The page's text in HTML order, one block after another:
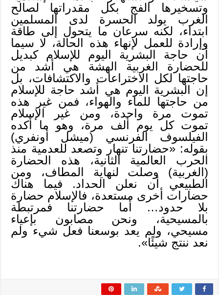
وتسخيرها الفج بكل مقدراتها لصالح
الغرب يولد الحسرة لدى المسلمين
ابتداء، لكنه سرعان ما يتحول إلى طاقة
وإرادة للعمل لإنهاء هذه الحالة، لا سيما
أن حاجة البشرية اليوم للإسلام كبديل
للحضارة الغربية الهشة هي أشد من
حاجتها لكل الاختراعات والاكتشافات، بل
إن البشرية اليوم هي أشد حاجة للإسلام
من حاجتها للماء والهواء، فمن غير هذه
تموت مرة واحدة، ومن غير الإسلام
تموت كل يوم ألف مرة، وهو ما أكده
الفيلسوف الفرنسي (ميشل أونفري)
بقوله: «حضارتنا تنهار وتصعد للعدمية منذ
الحرب العالمية الثانية، هذه الحضارة
(الغربية) وصلت لنهاية المطاف، ومن
الطبيعي أن نعلن الحداد. فيما هناك
حضارات أخرى مستعدة، فالإسلام حضارة
بلا حدود… أما حضارتنا فمرتبطة
بالمسيحية، ونحن مصابون بإعياء
مسيحي، ولم يعد بوسعنا فعل شيء ولم
نعد ننتج شيئًا».